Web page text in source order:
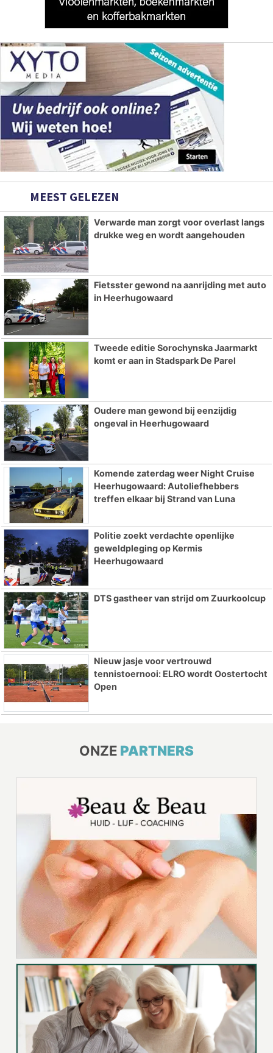
MEEST GELEZEN
Verwarde man zorgt voor overlast langs
drukke weg en wordt aangehouden
Fietsster gewond na aanrijding met auto
in Heerhugowaard
Tweede editie Sorochynska Jaarmarkt
komt er aan in Stadspark De Parel
Oudere man gewond bij eenzijdig
ongeval in Heerhugowaard
Komende zaterdag weer Night Cruise
Heerhugowaard: Autoliefhebbers
treffen elkaar bij Strand van Luna
Politie zoekt verdachte openlijke
geweldpleging op Kermis
Heerhugowaard
DTS gastheer van strijd om Zuurkoolcup
Nieuw jasje voor vertrouwd
tennistoernooi: ELRO wordt Oostertocht
Open
ONZE PARTNERS